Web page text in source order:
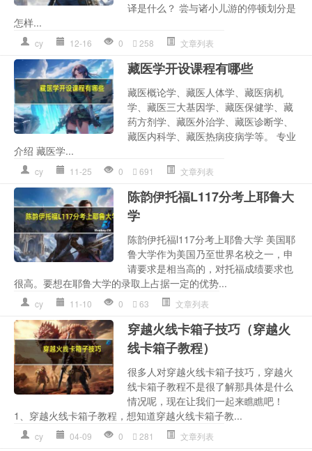
译是什么？ 尝与诸小儿游的停顿划分是
怎样...
cy 12-16 0 258 文章列表
藏医学开设课程有哪些
藏医概论学、藏医人体学、藏医病机
学、藏医三大基因学、藏医保健学、藏
药方剂学、藏医外治学、藏医诊断学、
藏医内科学、藏医热病疫病学等。 专业
介绍 藏医学...
cy 11-25 0 691 文章列表
陈韵伊托福L117分考上耶鲁大
学
陈韵伊托福l117分考上耶鲁大学 美国耶
鲁大学作为美国乃至世界名校之一，申
请要求是相当高的，对托福成绩要求也
很高。要想在耶鲁大学的录取上占据一定的优势...
cy 11-10 0 63 文章列表
穿越火线卡箱子技巧（穿越火
线卡箱子教程）
很多人对穿越火线卡箱子技巧，穿越火
线卡箱子教程不是很了解那具体是什么
情况呢，现在让我们一起来瞧瞧吧！
1、穿越火线卡箱子教程，想知道穿越火线卡箱子教...
cy 04-09 0 281 文章列表